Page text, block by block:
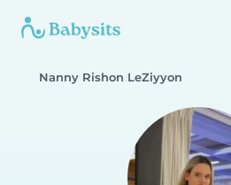
Nanny Rishon LeZiyyon